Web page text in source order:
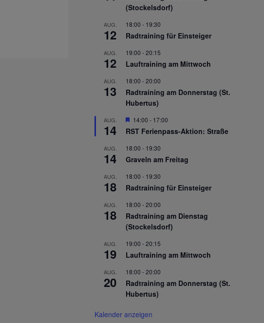
(Stockelsdorf)
AUG.
12
18:00 - 19:30
Radtraining für Einsteiger
AUG.
12
19:00 -20:15
Lauftraining am Mittwoch
AUG.
13
18:00 -20:00
Radtraining am Donnerstag (St.
Hubertus)
AUG.
14
Hervorgehoben
14:00 - 17:00
RST Ferienpass-Aktion: Straße
AUG.
14
18:00 - 19:30
Graveln am Freitag
AUG.
18
18:00 - 19:30
Radtraining für Einsteiger
AUG.
18
18:00 -20:00
Radtraining am Dienstag
(Stockelsdorf)
AUG.
19
19:00 -20:15
Lauftraining am Mittwoch
AUG.
20
18:00 -20:00
Radtraining am Donnerstag (St.
Hubertus)
Kalender anzeigen